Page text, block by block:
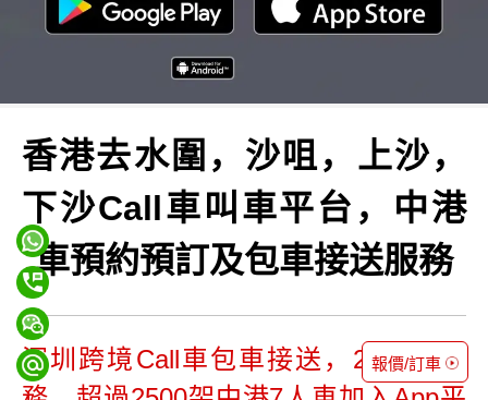
香港去水圍，沙咀，上沙，
下沙Call車叫車平台，中港
車預約預訂及包車接送服務
深圳跨境Call車包車接送，24小時服
報價/訂車